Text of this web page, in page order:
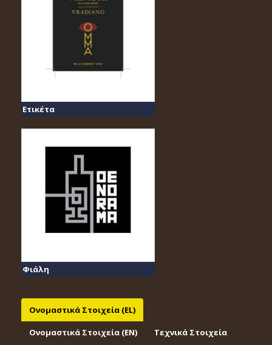
Ετικέτα
Φιάλη
Ονομαστικά Στοιχεία (EL)
Ονομαστικά Στοιχεία (EΝ) Τεχνικά Στοιχεία